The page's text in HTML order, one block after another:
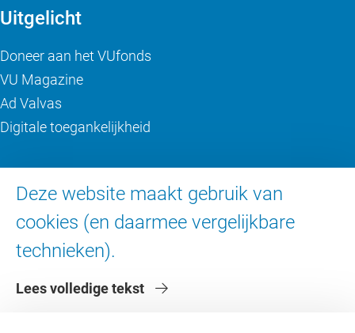
Deze website maakt gebruik van
cookies (en daarmee vergelijkbare
technieken).
Lees volledige tekst
Uitgelicht
Doneer aan het VUfonds
VU Magazine
Ad Valvas
Digitale toegankelijkheid
Contact en route
Werken bij de VU
Faculteiten
Diensten